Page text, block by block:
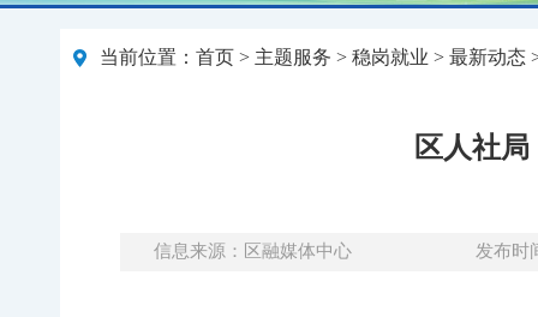
当前位置： 首页 > 主题服务 > 稳岗就业 > 最新动态
区人社
信息来源：区融媒体中心 发布时